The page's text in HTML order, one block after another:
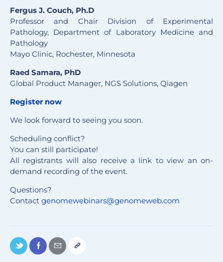
Fergus J. Couch, Ph.D
Professor and Chair Division of Experimental
Pathology, Department of Laboratory Medicine and
Pathology
Mayo Clinic, Rochester, Minnesota
Raed Samara, PhD
Global Product Manager, NGS Solutions, Qiagen
Register now
We look forward to seeing you soon.
Scheduling conflict?
You can still participate!
All registrants will also receive a link to view an on-
demand recording of the event.
Questions?
Contact genomewebinars@genomeweb.com